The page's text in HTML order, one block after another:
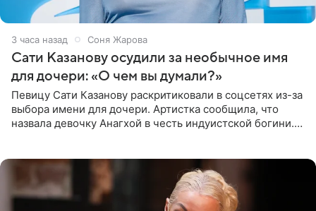
3 часа назад Соня Жарова
Сати Казанову осудили за необычное имя
для дочери: «О чем вы думали?»
Певицу Сати Казанову раскритиковали в соцсетях из-за
выбора имени для дочери. Артистка сообщила, что
назвала девочку Анагхой в честь индуистской богини.